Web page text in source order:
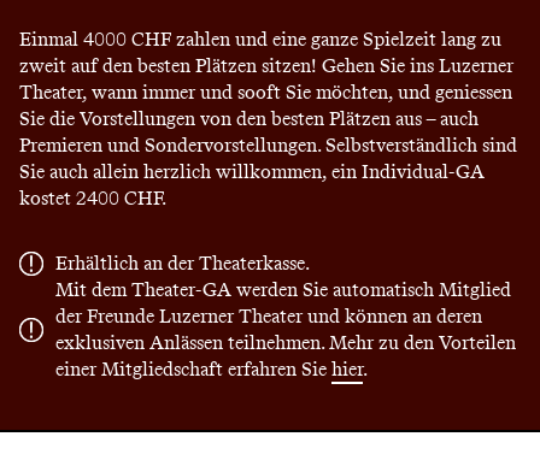
Einmal 4000 CHF zahlen und eine ganze Spielzeit lang zu
zweit auf den besten Plätzen sitzen! Gehen Sie ins Luzerner
Theater, wann immer und sooft Sie möchten, und geniessen
Sie die Vorstellungen von den besten Plätzen aus – auch
Premieren und Sondervorstellungen. Selbstverständlich sind
Sie auch allein herzlich willkommen, ein Individual-GA
kostet 2400 CHF.
Erhältlich an der Theaterkasse.
Mit dem Theater-GA werden Sie automatisch Mitglied
der Freunde Luzerner Theater und können an deren
exklusiven Anlässen teilnehmen. Mehr zu den Vorteilen
einer Mitgliedschaft erfahren Siehier.